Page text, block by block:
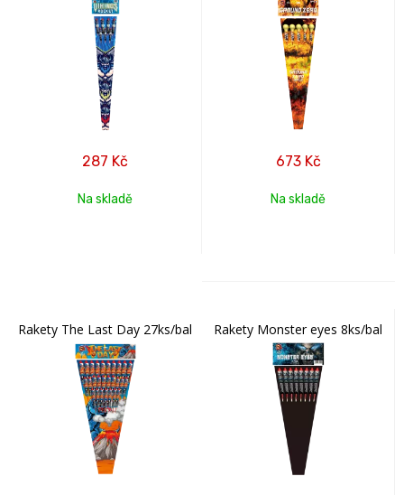
287 Kč
Na skladě
673 Kč
Na skladě
Rakety The Last Day 27ks/bal Rakety Monster eyes 8ks/bal